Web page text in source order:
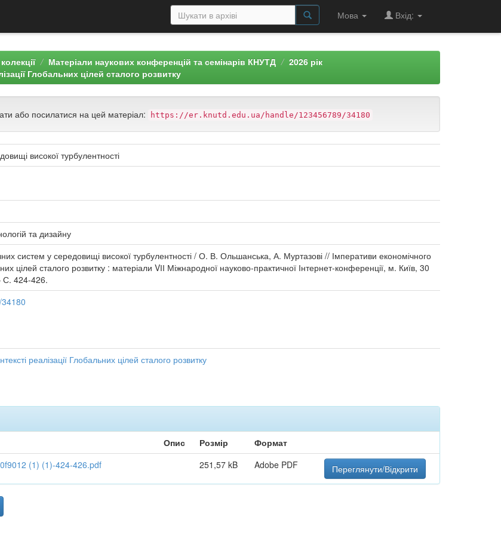
Мова Вхід:
Матеріали наукових конференцій та семінарів КНУТД
2026 рік
Глобальних цілей сталого розвитку
або посилатися на цей матеріал: https://er.knutd.edu.ua/handle/123456789/34180
високої турбулентності
та дизайну
систем у середовищі високої турбулентності / О. В. Ольшанська, А. Муртазові // Імперативи економічного
цілей сталого розвитку : матеріали VІІ Міжнародної науково-практичної Інтернет-конференції, м. Київ, 30
С. 424-426.
реалізації Глобальних цілей сталого розвитку
Опис Розмір
Формат
(1) (1)-424-426.pdf
251,57 kB Adobe PDF Переглянути/Відкрити